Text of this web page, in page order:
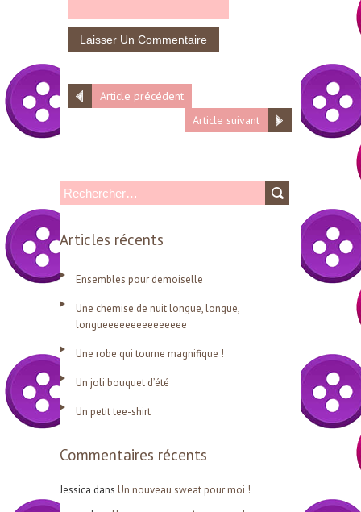
Article précédent
Article suivant
e
c
h
e
r
Articles récents
Ensembles pour demoiselle
Une chemise de nuit longue, longue,
longueeeeeeeeeeeeeee
Une robe qui tourne magnifique !
Un joli bouquet d’été
Un petit tee-shirt
Commentaires récents
Jessica dans Un nouveau sweat pour moi !